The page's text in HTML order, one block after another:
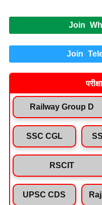
Join
Join
Railway Group D
SSC CGL
RSCIT
UPSC CDS